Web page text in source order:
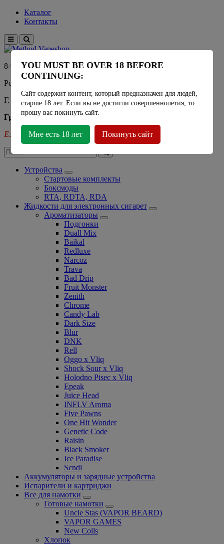
Каталог
Контакты
8-915-450-21-92
Розничный магазин Method Vapeshop
Г. Москва, улица Южнобутовская 36
График работы
Ежедневно - 11:00 - 21:00
Устройства
Стартовые комплекты
Боксмоды
RTA, RDTA, RDA
Жидкости для электронных сигарет
Ароматизаторы
Подгонки
Duall Mix
Baikal
Redluxe
Narcoz
Trava
Bad Drip
Fruit Monster
Zenith
Chrome
Candy Lab
Dark Size
Blur
DNK
Rell
Oggo x Vliq
Shock Sour x Vliq
Holodno Pisec x Vliq
Epeak
Juice Head
INFLV Aroma
Five Pawns
One Hit Wonder
Genetic Code
Raisin
Black Smoker
Ice Paradise
Scndl
Аккумуляторы и зарядные устройства
Испарители и картриджи
Все для намотки
Готовые намотки
Uncle Stas (VAPOR BEARD)
VAPOR GAMES
New Coils
Хлопок
YOU MUST BE OVER 18 BEFORE
CONTINUING:
Сайт содержит контент, который предназначен для людей,
старше 18 лет. Если вы не достигли совершеннолетия, то
прошу вас покинуть сайт.
Мне есть 18 лет Покинуть сайт